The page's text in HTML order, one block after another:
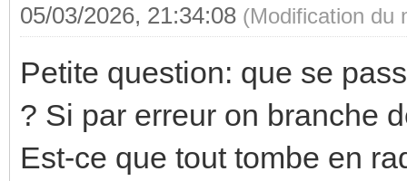
05/03/2026, 21:34:08 (Modification du
Petite question: que se
? Si par erreur on branche
Est-ce que tout tombe en